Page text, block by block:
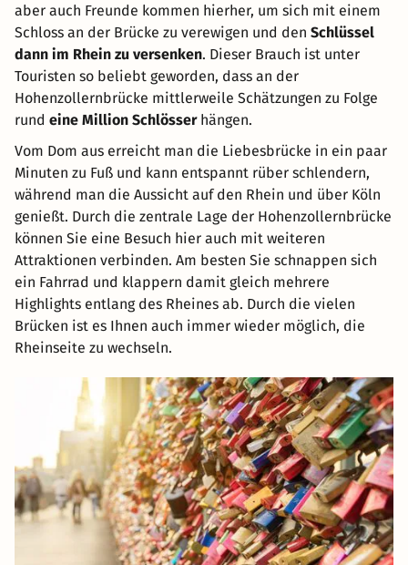
aber auch Freunde kommen hierher, um sich mit einem
Schloss an der Brücke zu verewigen und den Schlüssel
dann im Rhein zu versenken. Dieser Brauch ist unter
Touristen so beliebt geworden, dass an der
Hohenzollernbrücke mittlerweile Schätzungen zu Folge
rund eine Million Schlösserhängen.
Vom Dom aus erreicht man die Liebesbrücke in ein paar
Minuten zu Fuß und kann entspannt rüber schlendern,
während man die Aussicht auf den Rhein und über Köln
genießt. Durch die zentrale Lage der Hohenzollernbrücke
können Sie eine Besuch hier auch mit weiteren
Attraktionen verbinden. Am besten Sie schnappen sich
ein Fahrrad und klappern damit gleich mehrere
Highlights entlang des Rheines ab. Durch die vielen
Brücken ist es Ihnen auch immer wieder möglich, die
Rheinseite zu wechseln.